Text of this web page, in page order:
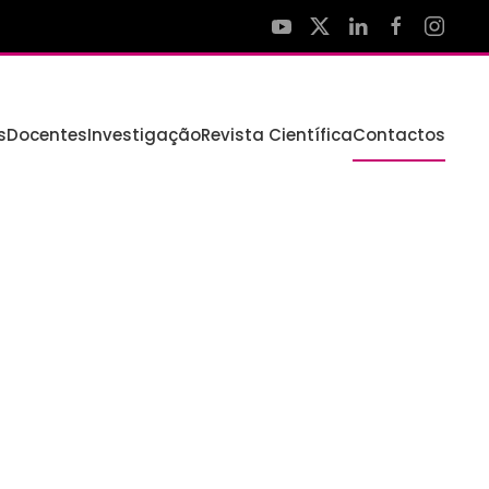
DocentesInvestigaçãoRevista CientíficaContactos